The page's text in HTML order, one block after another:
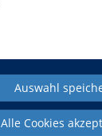
Auswahl
Alle Cookies
Dozenten